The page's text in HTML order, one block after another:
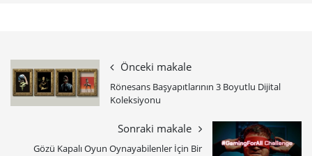
Önceki makale
Rönesans Başyapıtlarının 3 Boyutlu Dijital
Koleksiyonu
Sonraki makale
Gözü Kapalı Oyun Oynayabilenler İçin Bir